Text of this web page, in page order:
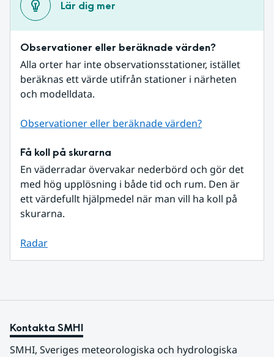
Lär dig mer
Observationer eller beräknade värden?
Alla orter har inte observationsstationer, istället
beräknas ett värde utifrån stationer i närheten
och modelldata.
Observationer eller beräknade värden?
Få koll på skurarna
En väderradar övervakar nederbörd och gör det
med hög upplösning i både tid och rum. Den är
ett värdefullt hjälpmedel när man vill ha koll på
skurarna.
Radar
Kontakta SMHI
SMHI, Sveriges meteorologiska och hydrologiska